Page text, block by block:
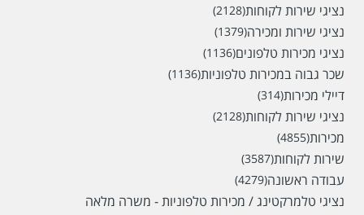
נציגי שירות לקוחות(2128)
נציגי שירות ומכירה(1379)
נציגי מכירות טלפונים(1136)
שכר גבוה במכירות טלפוניות(1136)
דיילי מכירות(314)
נציגי שירות לקוחות(2128)
מכירות(4855)
שירות לקוחות(3587)
עבודה ראשונה(4279)
נציגי טלמרקטינג / מכירות טלפוניות - משרה מלאה